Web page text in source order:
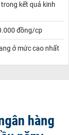
kết quả kinh
đồng/cp
ở mức cao nhất
hàng